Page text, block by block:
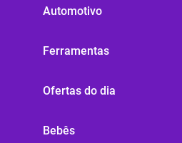
Automotivo
Ferramentas
Ofertas do dia
Bebês